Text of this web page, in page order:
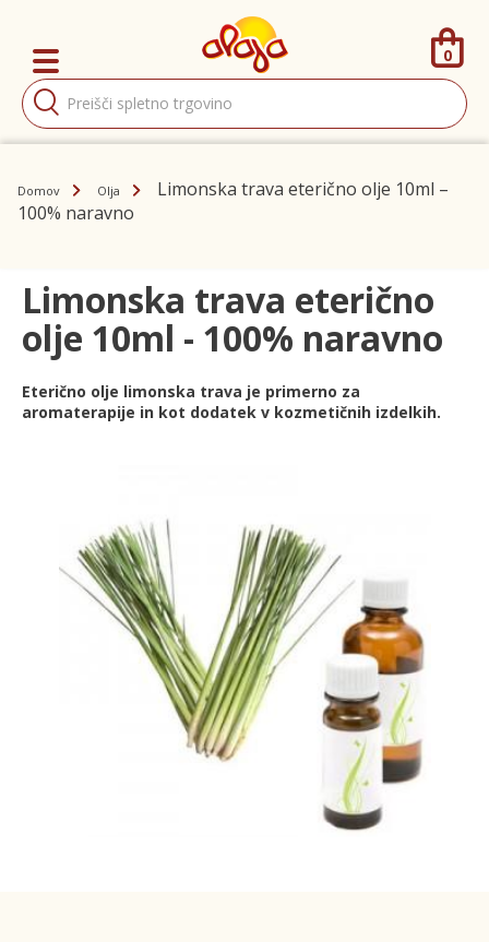
Products
search
0
Domov Olja
Limonska trava eterično olje 10ml –
100% naravno
Limonska trava eterično
olje 10ml - 100% naravno
Eterično olje limonska trava je primerno za
aromaterapije in kot dodatek v kozmetičnih izdelkih.